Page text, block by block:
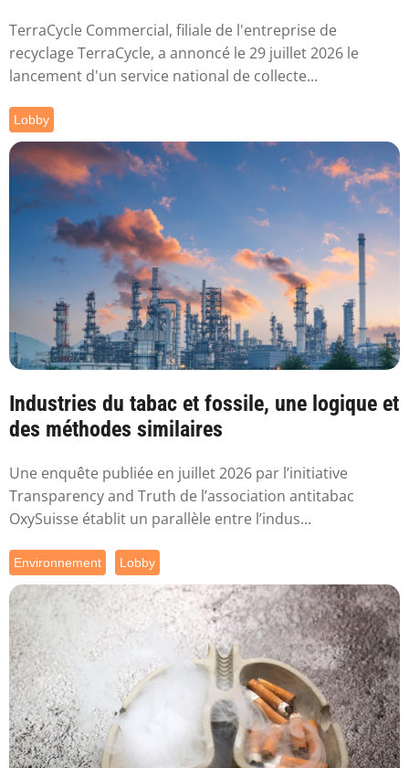
TerraCycle Commercial, filiale de l'entreprise de
recyclage TerraCycle, a annoncé le 29 juillet 2026 le
lancement d'un service national de collecte...
Lobby
Industries du tabac et fossile, une logique et
des méthodes similaires
Une enquête publiée en juillet 2026 par l’initiative
Transparency and Truth de l’association antitabac
OxySuisse établit un parallèle entre l’indus...
Environnement Lobby